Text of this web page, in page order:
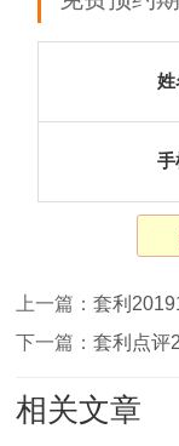
姓
手
上一篇：套利
下一篇：套利点评
相关文章